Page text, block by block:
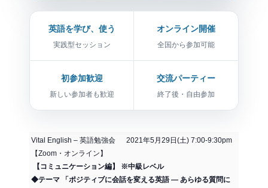
英語を学び、使う
実践型セッション
オンライン開催
全国から参加可能
初参加歓迎
新しい参加者も歓迎
交流パーティー
終了後・自由参加
Vital English – 英語勉強会 2021年5月29日(土) 7:00-9:30pm
【Zoom・オンライン】
【コミュニケーション編】 ※中級レベル
◆テーマ 「ポジティブに会話を変える英語 ― あらゆる質問に